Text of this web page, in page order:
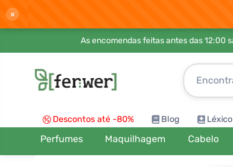
×
As encomendas feitas antes das 12:00
Descontos até -80% Blog Léxico
Perfumes Maquilhagem Cabelo